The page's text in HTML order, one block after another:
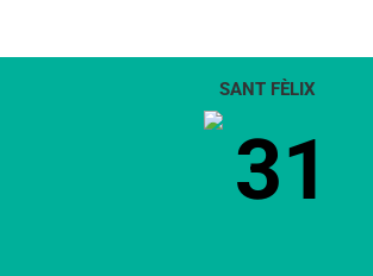
SANT FÈLIX
31